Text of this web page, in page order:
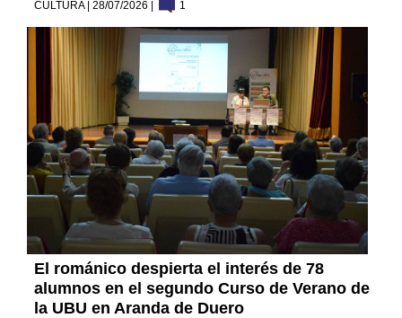
CULTURA | 28/07/2026 | 1
El románico despierta el interés de 78
alumnos en el segundo Curso de Verano de
la UBU en Aranda de Duero